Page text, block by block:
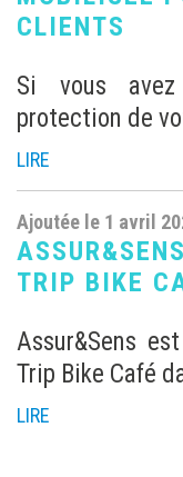
CLIENTS
Si vous
protection de
LIRE
Ajoutée le 1 avril
TRIP BIKE
Assur&Sens
Trip Bike Café
LIRE